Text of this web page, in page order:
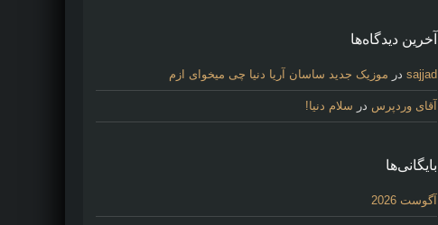
آخرین دیدگاه‌ها
sajjad در موزیک جدید ساسان آریا دنیا چی میخوای ازم
آقای وردپرس در سلام دنیا!
بایگانی‌ها
آگوست 2026